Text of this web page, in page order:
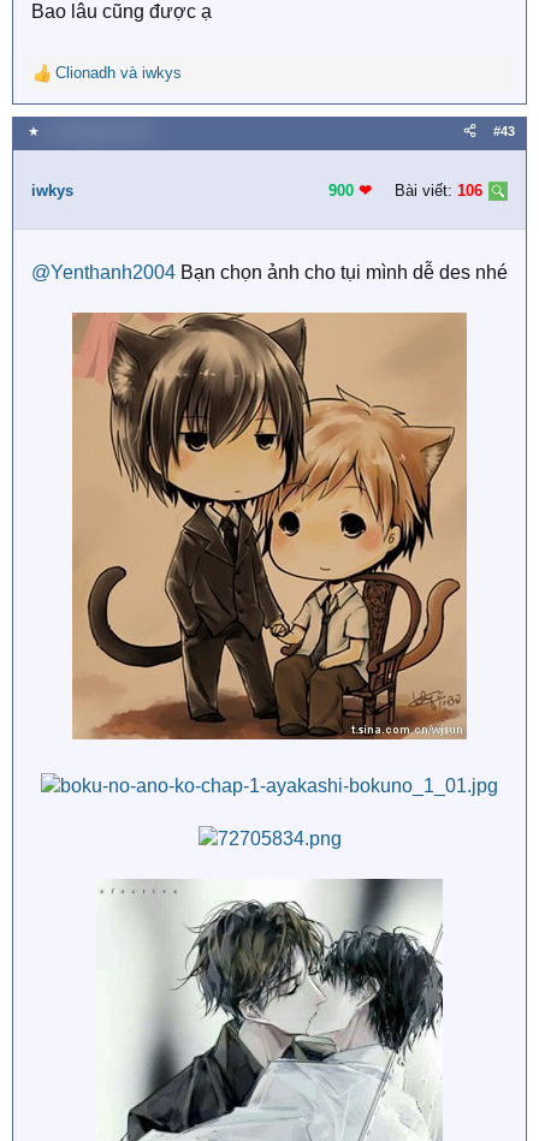
Bao lâu cũng được ạ
R
e
a
c
i
n
:
Clionadh và iwkys
★ #43
iwkys 900 ❤︎ Bài viết: 106
@Yenthanh2004 Bạn chọn ảnh cho tụi mình dễ des nhé